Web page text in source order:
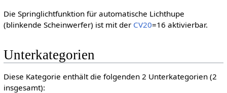
Die Springlichtfunktion für automatische Lichthupe
(blinkende Scheinwerfer) ist mit der CV20=16 aktivierbar.
Unterkategorien
Diese Kategorie enthält die folgenden 2 Unterkategorien (2
insgesamt):